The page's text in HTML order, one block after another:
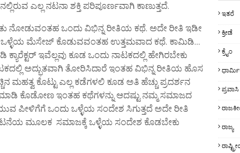
ಎಲ್ಲ ನಟನಾ ಶಕ್ತಿ ಪರಿಪೂರ್ಣವಾಗಿ ಕಾಣುತ್ತದೆ.
ನೋಡುವಂತಹ ಒಂದು ವಿಭಿನ್ನ ರೀತಿಯ ಕಥೆ. ಅದೇ ರೀತಿ ಇಡೀ
ಒಳ್ಳೆಯ ಮೆಸೇಜ್ ಕೊಡುವವಂತಹ ಉತ್ತಮವಾದ ಕಥೆ. ಕಾಮಿಡಿ...
ಇವೆಲ್ಲವು ಕೂಡ ಒಂದು ನಾಟಕದಲ್ಲಿ ಹೇಗಿರಬೇಕು
ಅದ್ಭುತವಾಗಿ ತೋರಿಸಿದಾರೆ ಇಂತಹ ವಿಭಿನ್ನ ರೀತಿಯ ಹೊಸ
ಮಹತ್ವ ಕೊಟ್ಟು ಎಲ್ಲ ಕಡೆಗಳಲಿ ಕೂಡ ಅತಿ ಹೆಚ್ಚು ಪ್ರದರ್ಶನ
ಕೊಡೋಣ ಇಂತಹ ಕಥೆಗಳನ್ನು ಆದಷ್ಟು ನಮ್ಮ ಸಮಾಜದ
ಪೀಳಿಗೆಗೆ ಒಂದು ಒಳ್ಳೆಯ ಸಂದೇಶ ಸಿಗುತ್ತದೆ ಅದೇ ರೀತಿ
ಮೂಲಕ ಸಮಾಜಕ್ಕೆ ಒಳ್ಳೆಯ ಸಂದೇಶ ಕೊಡಬೇಕು
ಇತರೆ
ಕ್ರೀಡೆ
ಕ್ರೈಂ
ಪ್ರವಾಸಿ
ರಾಜ್ಯ